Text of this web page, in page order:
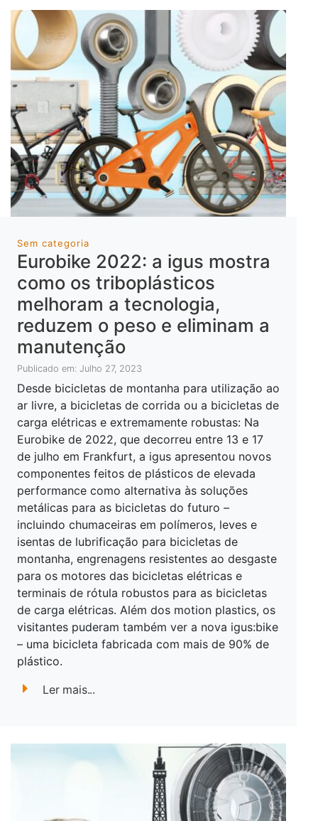
Sem categoria
Eurobike 2022: a igus mostra
como os triboplásticos
melhoram a tecnologia,
reduzem o peso e eliminam a
manutenção
Publicado em: Julho 27, 2023
Desde bicicletas de montanha para utilização ao
ar livre, a bicicletas de corrida ou a bicicletas de
carga elétricas e extremamente robustas: Na
Eurobike de 2022, que decorreu entre 13 e 17
de julho em Frankfurt, a igus apresentou novos
componentes feitos de plásticos de elevada
performance como alternativa às soluções
metálicas para as bicicletas do futuro –
incluindo chumaceiras em polímeros, leves e
isentas de lubrificação para bicicletas de
montanha, engrenagens resistentes ao desgaste
para os motores das bicicletas elétricas e
terminais de rótula robustos para as bicicletas
de carga elétricas. Além dos motion plastics, os
visitantes puderam também ver a nova igus:bike
– uma bicicleta fabricada com mais de 90% de
plástico.
Ler mais...